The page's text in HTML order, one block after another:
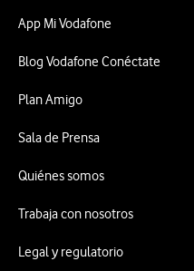
App Mi Vodafone
Blog Vodafone Conéctate
Plan Amigo
Sala de Prensa
Quiénes somos
Trabaja con nosotros
Legal y regulatorio